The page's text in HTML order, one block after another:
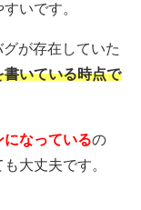
いです。
グが存在していた
書いている時点で
なっているの
大丈夫です。